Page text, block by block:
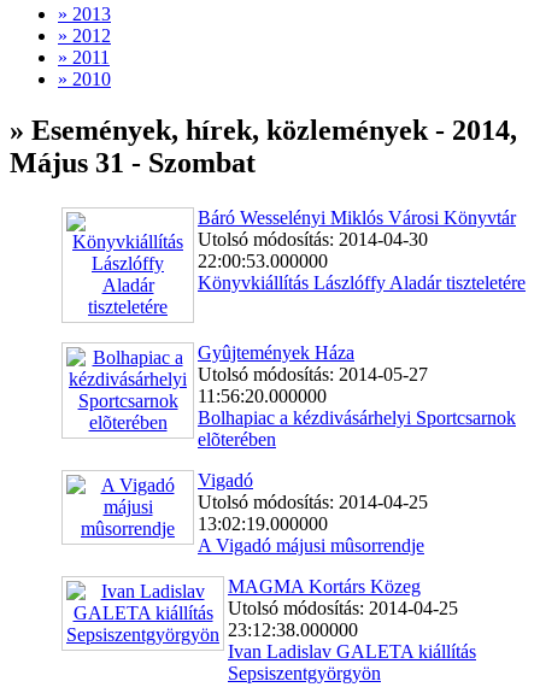
» 2013
» 2012
» 2011
» 2010
» Események, hírek, közlemények - 2014,
Május 31 - Szombat
Báró Wesselényi Miklós Városi Könyvtár
Utolsó módosítás: 2014-04-30
22:00:53.000000
Könyvkiállítás Lászlóffy Aladár tiszteletére
Gyûjtemények Háza
Utolsó módosítás: 2014-05-27
11:56:20.000000
Bolhapiac a kézdivásárhelyi Sportcsarnok
elõterében
Vigadó
Utolsó módosítás: 2014-04-25
13:02:19.000000
A Vigadó májusi mûsorrendje
MAGMA Kortárs Közeg
Utolsó módosítás: 2014-04-25
23:12:38.000000
Ivan Ladislav GALETA kiállítás
Sepsiszentgyörgyön